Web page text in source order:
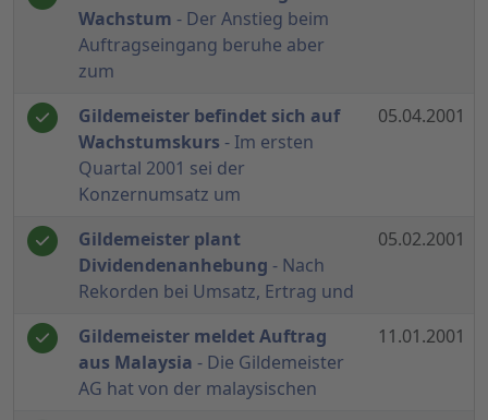
Wachstum - Der Anstieg beim
Auftragseingang beruhe aber
zum
Gildemeister befindet sich auf
Wachstumskurs - Im ersten
Quartal 2001 sei der
Konzernumsatz um
05.04.2001
Gildemeister plant
Dividendenanhebung - Nach
Rekorden bei Umsatz, Ertrag und
05.02.2001
Gildemeister meldet Auftrag
aus Malaysia - Die Gildemeister
AG hat von der malaysischen
11.01.2001